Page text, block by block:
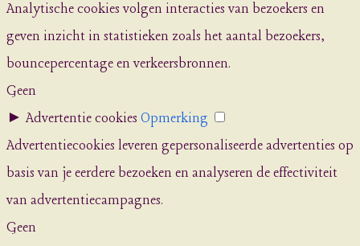
Analytische cookies volgen interacties van bezoekers en
geven inzicht in statistieken zoals het aantal bezoekers,
bouncepercentage en verkeersbronnen.
Geen
► Advertentie cookies Opmerking
Advertentiecookies leveren gepersonaliseerde advertenties op
basis van je eerdere bezoeken en analyseren de effectiviteit
van advertentiecampagnes.
Geen